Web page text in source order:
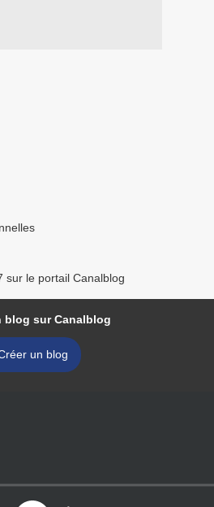
sur le portail Canalblog
blog sur Canalblog
un blog